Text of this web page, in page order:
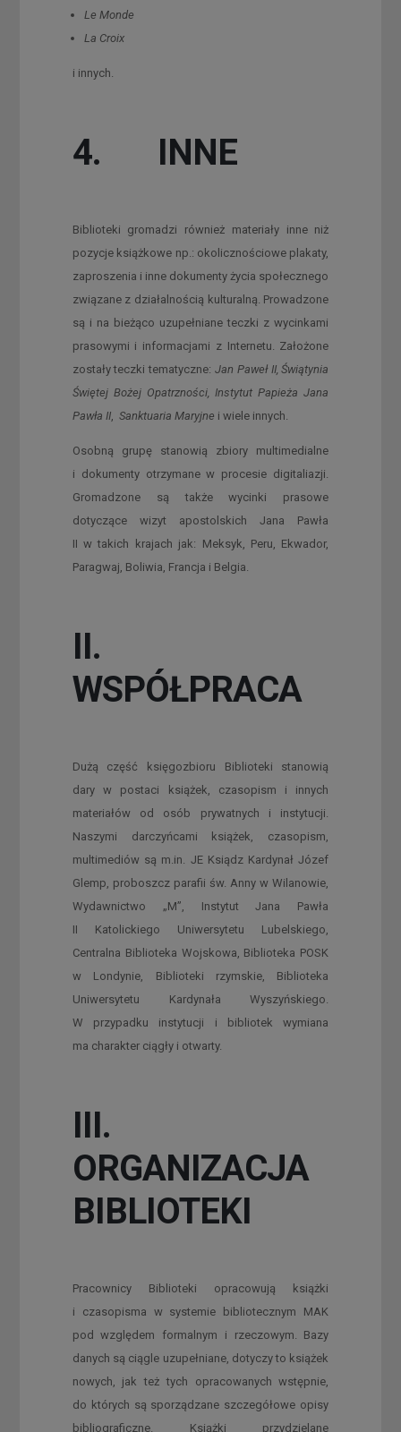
Le Monde
La Croix
i innych.
4. INNE
Biblioteki gromadzi również materiały inne niż
pozycje książkowe np.: okolicznościowe plakaty,
zaproszenia i inne dokumenty życia społecznego
związane z działalnością kulturalną. Prowadzone
są i na bieżąco uzupełniane teczki z wycinkami
prasowymi i informacjami z Internetu. Założone
zostały teczki tematyczne: Jan Paweł II, Świątynia
Świętej Bożej Opatrzności, Instytut Papieża Jana
Pawła II, Sanktuaria Maryjne i wiele innych.
Osobną grupę stanowią zbiory multimedialne
i dokumenty otrzymane w procesie digitaliazji.
Gromadzone są także wycinki prasowe
dotyczące wizyt apostolskich Jana Pawła
II w takich krajach jak: Meksyk, Peru, Ekwador,
Paragwaj, Boliwia, Francja i Belgia.
II.
WSPÓŁPRACA
Dużą część księgozbioru Biblioteki stanowią
dary w postaci książek, czasopism i innych
materiałów od osób prywatnych i instytucji.
Naszymi darczyńcami książek, czasopism,
multimediów są m.in. JE Ksiądz Kardynał Józef
Glemp, proboszcz parafii św. Anny w Wilanowie,
Wydawnictwo „M”, Instytut Jana Pawła
II Katolickiego Uniwersytetu Lubelskiego,
Centralna Biblioteka Wojskowa, Biblioteka POSK
w Londynie, Biblioteki rzymskie, Biblioteka
Uniwersytetu Kardynała Wyszyńskiego.
W przypadku instytucji i bibliotek wymiana
ma charakter ciągły i otwarty.
III.
ORGANIZACJA
BIBLIOTEKI
Pracownicy Biblioteki opracowują książki
i czasopisma w systemie bibliotecznym MAK
pod względem formalnym i rzeczowym.
Bazy
danych są ciągle uzupełniane, dotyczy to książek
nowych, jak też tych opracowanych wstępnie,
do których są sporządzane szczegółowe opisy
bibliograficzne. Książki przydzielane